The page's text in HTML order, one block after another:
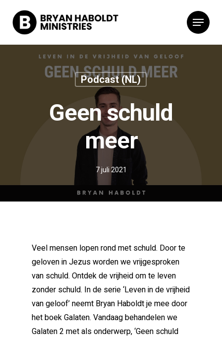
Podcast (NL)
Geen schuld
meer
7 juli 2021
Veel mensen lopen rond met schuld. Door te
geloven in Jezus worden we vrijgesproken
van schuld. Ontdek de vrijheid om te leven
zonder schuld. In de serie ‘Leven in de vrijheid
van geloof’ neemt Bryan Haboldt je mee door
het boek Galaten. Vandaag behandelen we
Galaten 2 met als onderwerp, ‘Geen schuld